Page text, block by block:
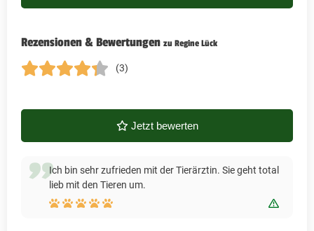
Rezensionen & Bewertungen zu Regine Lück
(3)
Jetzt bewerten
Ich bin sehr zufrieden mit der Tierärztin. Sie geht total
lieb mit den Tieren um.